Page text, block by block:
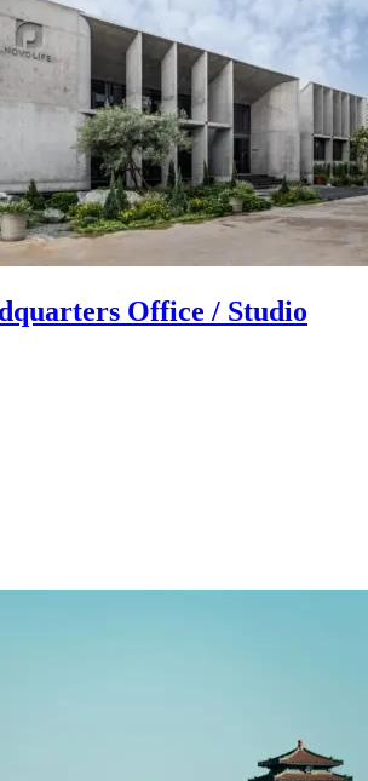
Office / Studio